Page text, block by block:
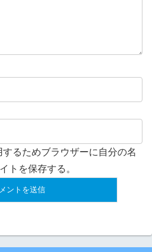
るためブラウザーに自分の名
トを保存する。